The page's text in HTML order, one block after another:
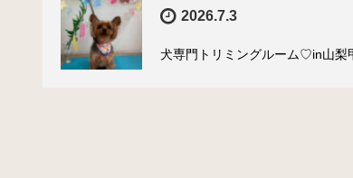
2026.7.3
犬専門トリミングルーム♡in山梨